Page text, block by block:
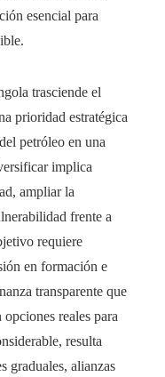
esencial para
trasciende el
prioridad estratégica
petróleo en una
implica
ampliar la
frente a
requiere
en formación e
transparente que
reales para
resulta
graduales, alianzas